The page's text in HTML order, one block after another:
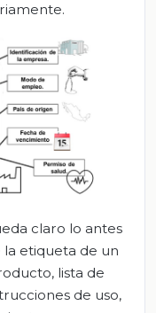
claro lo antes
la etiqueta de un
lista de
de uso,